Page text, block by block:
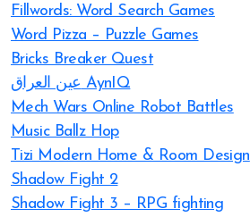
Fillwords: Word Search Games
Word Pizza – Puzzle Games
Bricks Breaker Quest
عين العراق AynIQ
Mech Wars Online Robot Battles
Music Ballz Hop
Tizi Modern Home & Room Design
Shadow Fight 2
Shadow Fight 3 – RPG fighting